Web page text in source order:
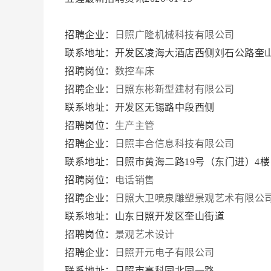
招聘企业：
日照广隆机械科技有限公司
联系地址：开发区凌海大酒店西侧刘石公路奎
招聘岗位： 数控车床
招聘企业：
日照东彬新型建材有限公司
联系地址：开发区无锡路中段西侧
招聘岗位： 生产主管
招聘企业：
日照丰合信息科技有限公司
联系地址：日照市黄海二路19号（东门进）4楼
招聘岗位：
电话销售
招聘企业：
日照大卫喷泉雕塑景观艺术有限公
联系地址：山东日照开发区奎山街道
招聘岗位： 景观艺术设计
招聘企业：
日照开元电子有限公司